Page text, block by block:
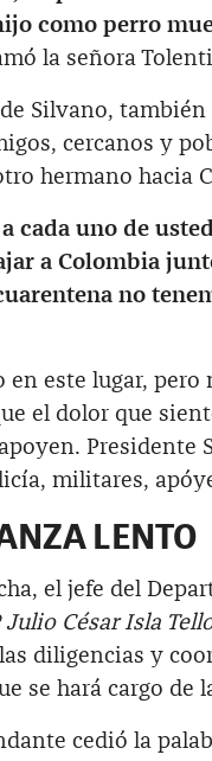
como perro
la señora
Silvano,
cercanos y
hermano hacia
cada uno de
a Colombia
no
este lugar, pero
el dolor que
Presidente
militares,
LENTO
el jefe del
César Isla
diligencias y
se hará cargo de
cedió la